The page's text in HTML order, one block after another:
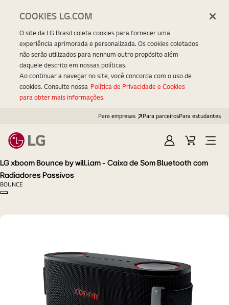
Para empresas Para parceirosPara estudantes
EntrarCarrinhoOpen
LG xboom Bounce by will.i.am - Caixa de Som Bluetooth com
Radiadores Passivos
BOUNCE
Copy model name
COOKIES LG.COM
O site da LG Brasil coleta cookies para fornecer uma
experiência aprimorada e personalizada. Os cookies coletados
não serão utilizados para nenhum outro propósito além
daquele descrito em nossas políticas.
Ao continuar a navegar no site, você concorda com o uso de
cookies. Consulte nossa Política de Privacidade e Cookies
para obter mais informações.